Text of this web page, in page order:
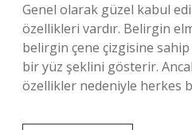
Genel olarak güzel kabul
özellikleri vardır. Belirgin
belirgin çene çizgisine
bir yüz şeklini gösterir.
özellikler nedeniyle herkes